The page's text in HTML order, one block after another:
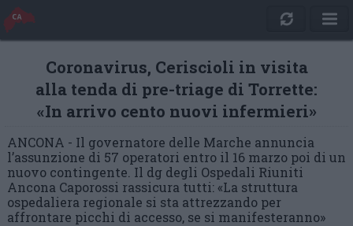
Coronavirus, Ceriscioli in visita
alla tenda di pre-triage di Torrette:
«In arrivo cento nuovi infermieri»
ANCONA - Il governatore delle Marche annuncia
l’assunzione di 57 operatori entro il 16 marzo poi di un
nuovo contingente. Il dg degli Ospedali Riuniti
Ancona Caporossi rassicura tutti: «La struttura
ospedaliera regionale si sta attrezzando per
affrontare picchi di accesso, se si manifesteranno»